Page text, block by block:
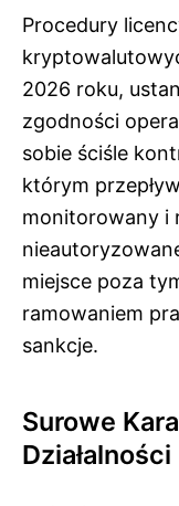
Procedury
2026 roku,
zgodności
sobie ściśle
którym
monitorowany i
miejsce poza
ramowaniem
sankcje.
Surowe
Działalności